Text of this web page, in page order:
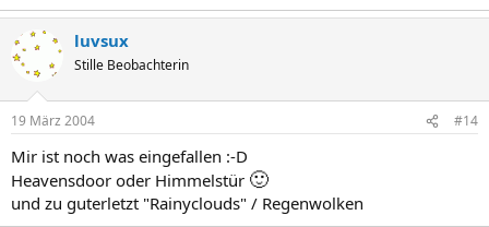
luvsux
Stille Beobachterin
19 März 2004 #14
Mir ist noch was eingefallen :-D
Heavensdoor oder Himmelstür 🙂
und zu guterletzt "Rainyclouds" / Regenwolken